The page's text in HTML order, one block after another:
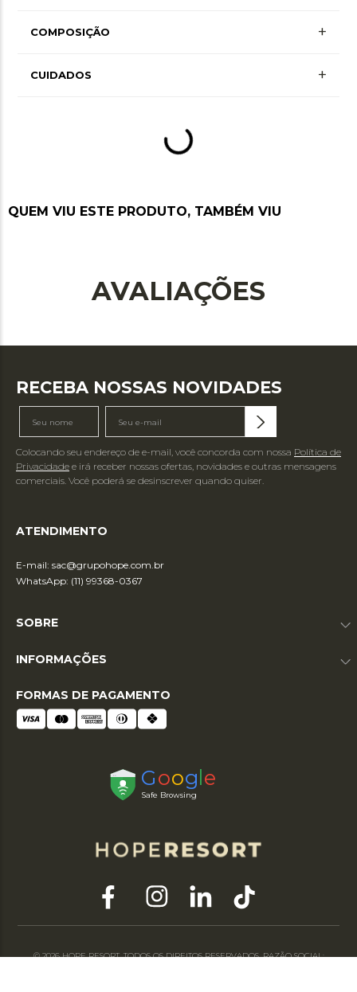
+ Mais Informações
COMPOSIÇÃO +
CUIDADOS +
QUEM VIU ESTE PRODUTO, TAMBÉM VIU
AVALIAÇÕES
RECEBA NOSSAS NOVIDADES
Colocando seu endereço de e-mail, você concorda com nossa Política de
Privacidade e irá receber nossas ofertas, novidades e outras mensagens
comerciais. Você poderá se desinscrever quando quiser.
ATENDIMENTO
E-mail: sac@grupohope.com.br
WhatsApp: (11) 99368-0367
SOBRE
INFORMAÇÕES
FORMAS DE PAGAMENTO
© 2026 HOPE RESORT. TODOS OS DIREITOS RESERVADOS. RAZÃO SOCIAL: